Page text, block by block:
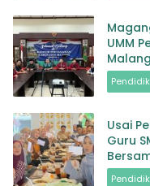
UMM
Malang
Usai
Guru